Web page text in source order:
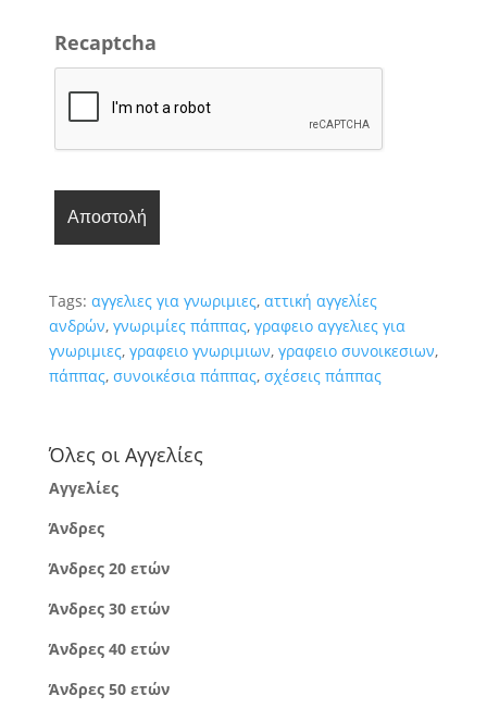
Recaptcha
Tags: αγγελιες για γνωριμιες, αττική αγγελίες
ανδρών, γνωριμίες πάππας, γραφειο αγγελιες για
γνωριμιες, γραφειο γνωριμιων, γραφειο συνοικεσιων,
πάππας, συνοικέσια πάππας, σχέσεις πάππας
Όλες οι Αγγελίες
Αγγελίες
Άνδρες
Άνδρες 20 ετών
Άνδρες 30 ετών
Άνδρες 40 ετών
Άνδρες 50 ετών